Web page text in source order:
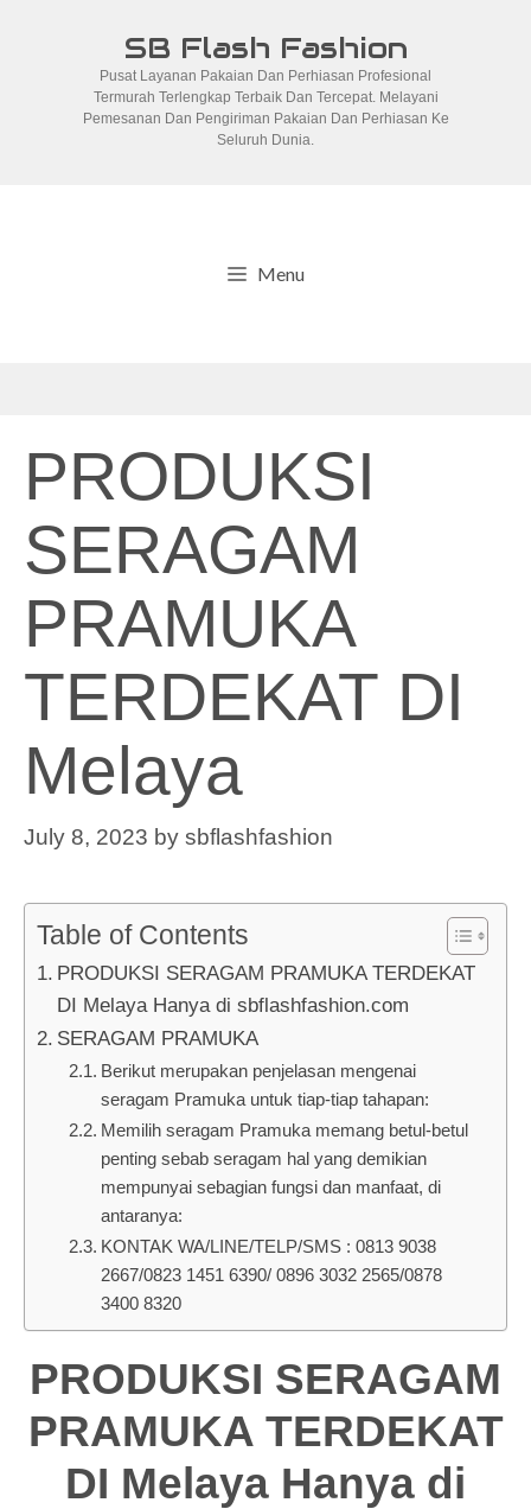
SB Flash Fashion
Pusat Layanan Pakaian Dan Perhiasan Profesional
Termurah Terlengkap Terbaik Dan Tercepat. Melayani
Pemesanan Dan Pengiriman Pakaian Dan Perhiasan Ke
Seluruh Dunia.
Menu
PRODUKSI
SERAGAM
PRAMUKA
TERDEKAT DI
Melaya
July 8, 2023 by sbflashfashion
Table of Contents
PRODUKSI SERAGAM PRAMUKA TERDEKAT
DI Melaya Hanya di sbflashfashion.com
SERAGAM PRAMUKA
Berikut merupakan penjelasan mengenai
seragam Pramuka untuk tiap-tiap tahapan:
Memilih seragam Pramuka memang betul-betul
penting sebab seragam hal yang demikian
mempunyai sebagian fungsi dan manfaat, di
antaranya:
KONTAK WA/LINE/TELP/SMS : 0813 9038
2667/0823 1451 6390/ 0896 3032 2565/0878
3400 8320
PRODUKSI SERAGAM
PRAMUKA TERDEKAT
DI Melaya Hanya di